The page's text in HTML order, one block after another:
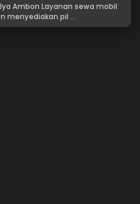
Ambon Layanan sewa mobil
menyediakan pil ...